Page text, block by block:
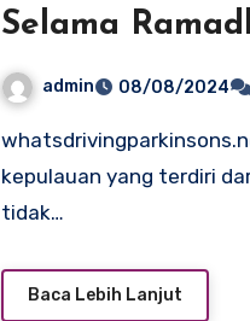
Selama
admin 08/08/2024
whatsdrivingparkinsons.net – Maladewa, sebuah negara
kepulauan yang terdiri
tidak…
Baca Lebih Lanjut